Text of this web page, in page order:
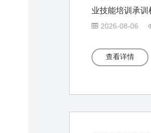
业技能培训承训
2026-08-06
查看详情